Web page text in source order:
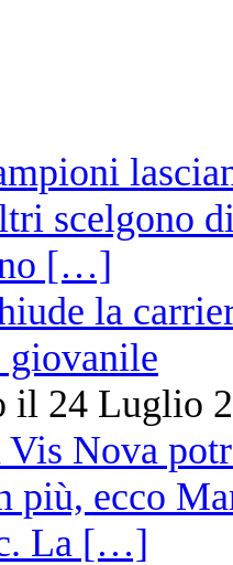
la
giovanile
il 24 Luglio